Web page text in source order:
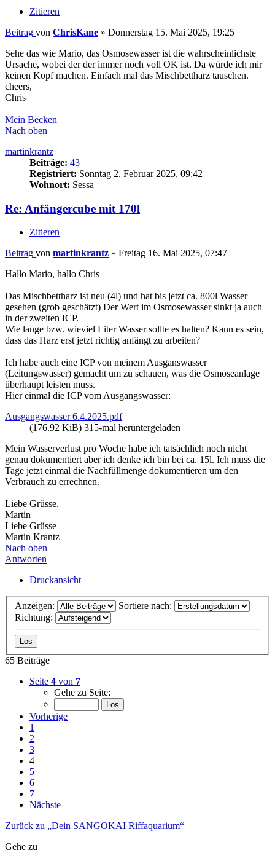
Zitieren
Beitrag von ChrisKane » Donnerstag 15. Mai 2025, 19:25
Sehe das wie Mario, das Osmosewasser ist die wahrscheinlichste
Ursache, wobei der der immer noch voll OK ist. Da würde ich mir
keinen Kopf machen. Einfach mal das Mischbettharz tauschen.
cheers,
Chris
Mein Becken
Nach oben
martinkrantz
Beiträge: 43
Registriert: Sonntag 2. Februar 2025, 09:42
Wohnort: Sessa
Re: Anfängercube mit 170l
Zitieren
Beitrag von martinkrantz » Freitag 16. Mai 2025, 07:47
Hallo Mario, hallo Chris
Das Mischbettharz ist neu (4l) und hat bis jetzt ca. 800l Wasser
gesehen (grob geschätzt) Der Wert im Osmosewasser sinkt ja auch
in der zweiten ICP.
Wie lange bzw. wieviel Liter Wasser sollte es halten? Kann es sein,
dass das Harz erst jetzt richtig anfängt zu arbeiten?
Ich habe auch eine ICP von meinem Ausganswasser
(Leitungswasser) gemacht um zu schauen, was die Osmoseanlage
überhaupt leisten muss.
Hier einmal die ICP vom Ausgangswasser:
Ausgangswasser 6.4.2025.pdf
(176.92 KiB) 315-mal heruntergeladen
Mein Wasserverlust pro Woche habe ich tatsächlich noch nicht
genau dokumentiert aber ich denke ich bin bei ca. 15l. Ich muss die
Tage jetzt einmal die Nachfüllmenge dokumentieren um den
Verbrauch zu errechnen.
Liebe Grüsse.
Martin
Liebe Grüsse
Martin Krantz
Nach oben
Antworten
Druckansicht
Anzeigen:
Sortiere nach:
Richtung:
65 Beiträge
Seite 4 von 7
Gehe zu Seite:
Vorherige
1
2
3
4
5
6
7
Nächste
Zurück zu „Dein SANGOKAI Riffaquarium“
Gehe zu